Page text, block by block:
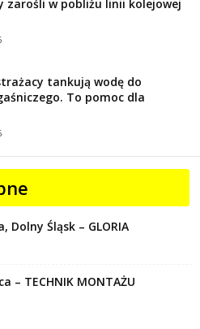
zarośli w pobliżu linii kolejowej
tankują wodę do
To pomoc dla
Dolny Śląsk – GLORIA
– TECHNIK MONTAŻU